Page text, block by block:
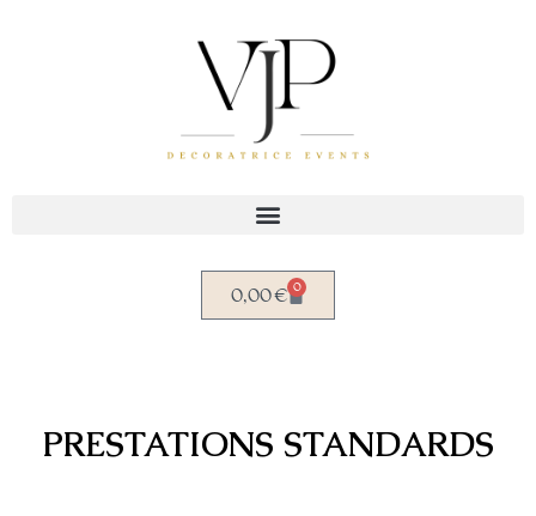
0,00€ 0
PRESTATIONS STANDARDS